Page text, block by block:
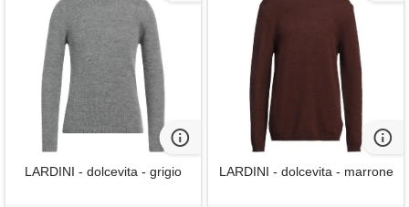
LARDINI - dolcevita - grigio LARDINI - dolcevita - marrone